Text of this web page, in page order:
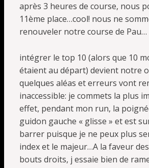
après 3 heures de course, nous
11ème place…cool! nous ne
renouveler notre course de Pau…
intégrer le top 10 (alors que 10
étaient au départ) devient notre
quelques aléas et erreurs vont
inaccessible: je commets la plus
effet, pendant mon run, la
guidon gauche « glisse » et est
barrer puisque je ne peux plus
index et le majeur…A la faveur
bouts droits, j essaie bien de